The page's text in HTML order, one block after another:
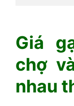
Giá
chợ
nhau